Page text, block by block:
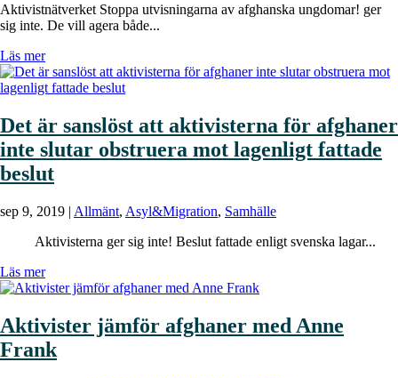
Aktivistnätverket Stoppa utvisningarna av afghanska ungdomar! ger
sig inte. De vill agera både...
Läs mer
Det är sanslöst att aktivisterna för afghaner
inte slutar obstruera mot lagenligt fattade
beslut
sep 9, 2019 | Allmänt, Asyl&Migration, Samhälle
Aktivisterna ger sig inte! Beslut fattade enligt svenska lagar...
Läs mer
Aktivister jämför afghaner med Anne
Frank